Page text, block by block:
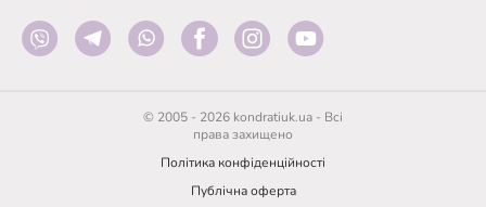
© 2005 - 2026 kondratiuk.ua - Всі
права захищено
Політика конфіденційності
Публічна оферта